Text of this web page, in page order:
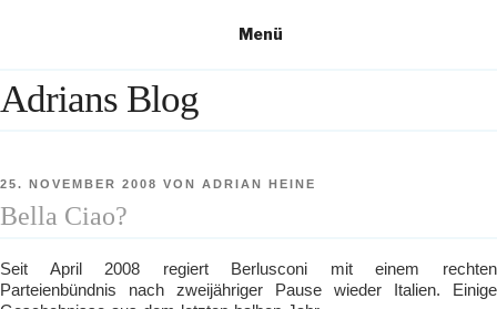
Menü
Adrians Blog
VERÖFFENTLICHT
AM
25. NOVEMBER 2008 VON ADRIAN HEINE
Bella Ciao?
Seit April 2008 regiert Berlusconi mit einem rechten
Parteienbündnis nach zweijähriger Pause wieder Italien. Einige